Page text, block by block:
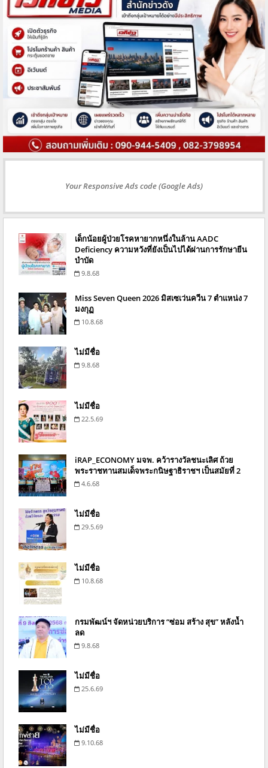
Your Responsive Ads code (Google Ads)
เด็กน้อยผู้ป่วยโรคหายากหนึ่งในล้าน AADC
Deficiency ความหวังที่ยังเป็นไปได้ผ่านการรักษายีน
บำบัด
9.8.68
Miss Seven Queen 2026 มิสเซเว่นควีน 7 ตำแหน่ง 7
มงกุฏ
10.8.68
ไม่มีชื่อ
9.8.68
ไม่มีชื่อ
22.5.69
iRAP_ECONOMY มจพ. คว้ารางวัลชนะเลิศ ถ้วย
พระราชทานสมเด็จพระกนิษฐาธิราชฯ เป็นสมัยที่ 2
4.6.68
ไม่มีชื่อ
29.5.69
ไม่มีชื่อ
10.8.68
กรมพัฒน์ฯ จัดหน่วยบริการ “ซ่อม สร้าง สุข” หลังน้ำ
ลด
9.8.68
ไม่มีชื่อ
25.6.69
ไม่มีชื่อ
9.10.68